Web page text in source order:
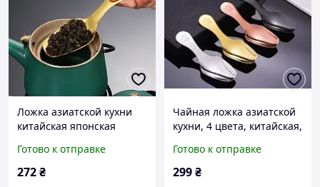
Ложка азиатской кухни
китайская японская
прочная портативная
ложка для чая сахара
Готово к отправке
272₴
Чайная ложка азиатской
кухни, 4 цвета, китайская,
утолщенная портативная
ложка для чая, ко
Готово к отправке
299₴